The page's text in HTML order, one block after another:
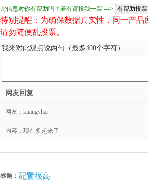
此信息对你有帮助吗？若有请投我一票 --->
特别提醒：为确保数据真实性，同一产
请勿随便乱投票。
我来对此观点说两句（最多400个字符）
网友回复
网友： kuangyhai
内容：现在多起来了
标题： 配置很高